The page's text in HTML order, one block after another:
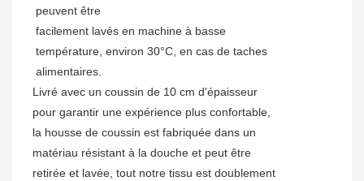
peuvent être
facilement lavés en machine à basse
température, environ 30°C, en cas de taches
alimentaires.
Livré avec un coussin de 10 cm d'épaisseur
pour garantir une expérience plus confortable,
la housse de coussin est fabriquée dans un
matériau résistant à la douche et peut être
retirée et lavée, tout notre tissu est doublement